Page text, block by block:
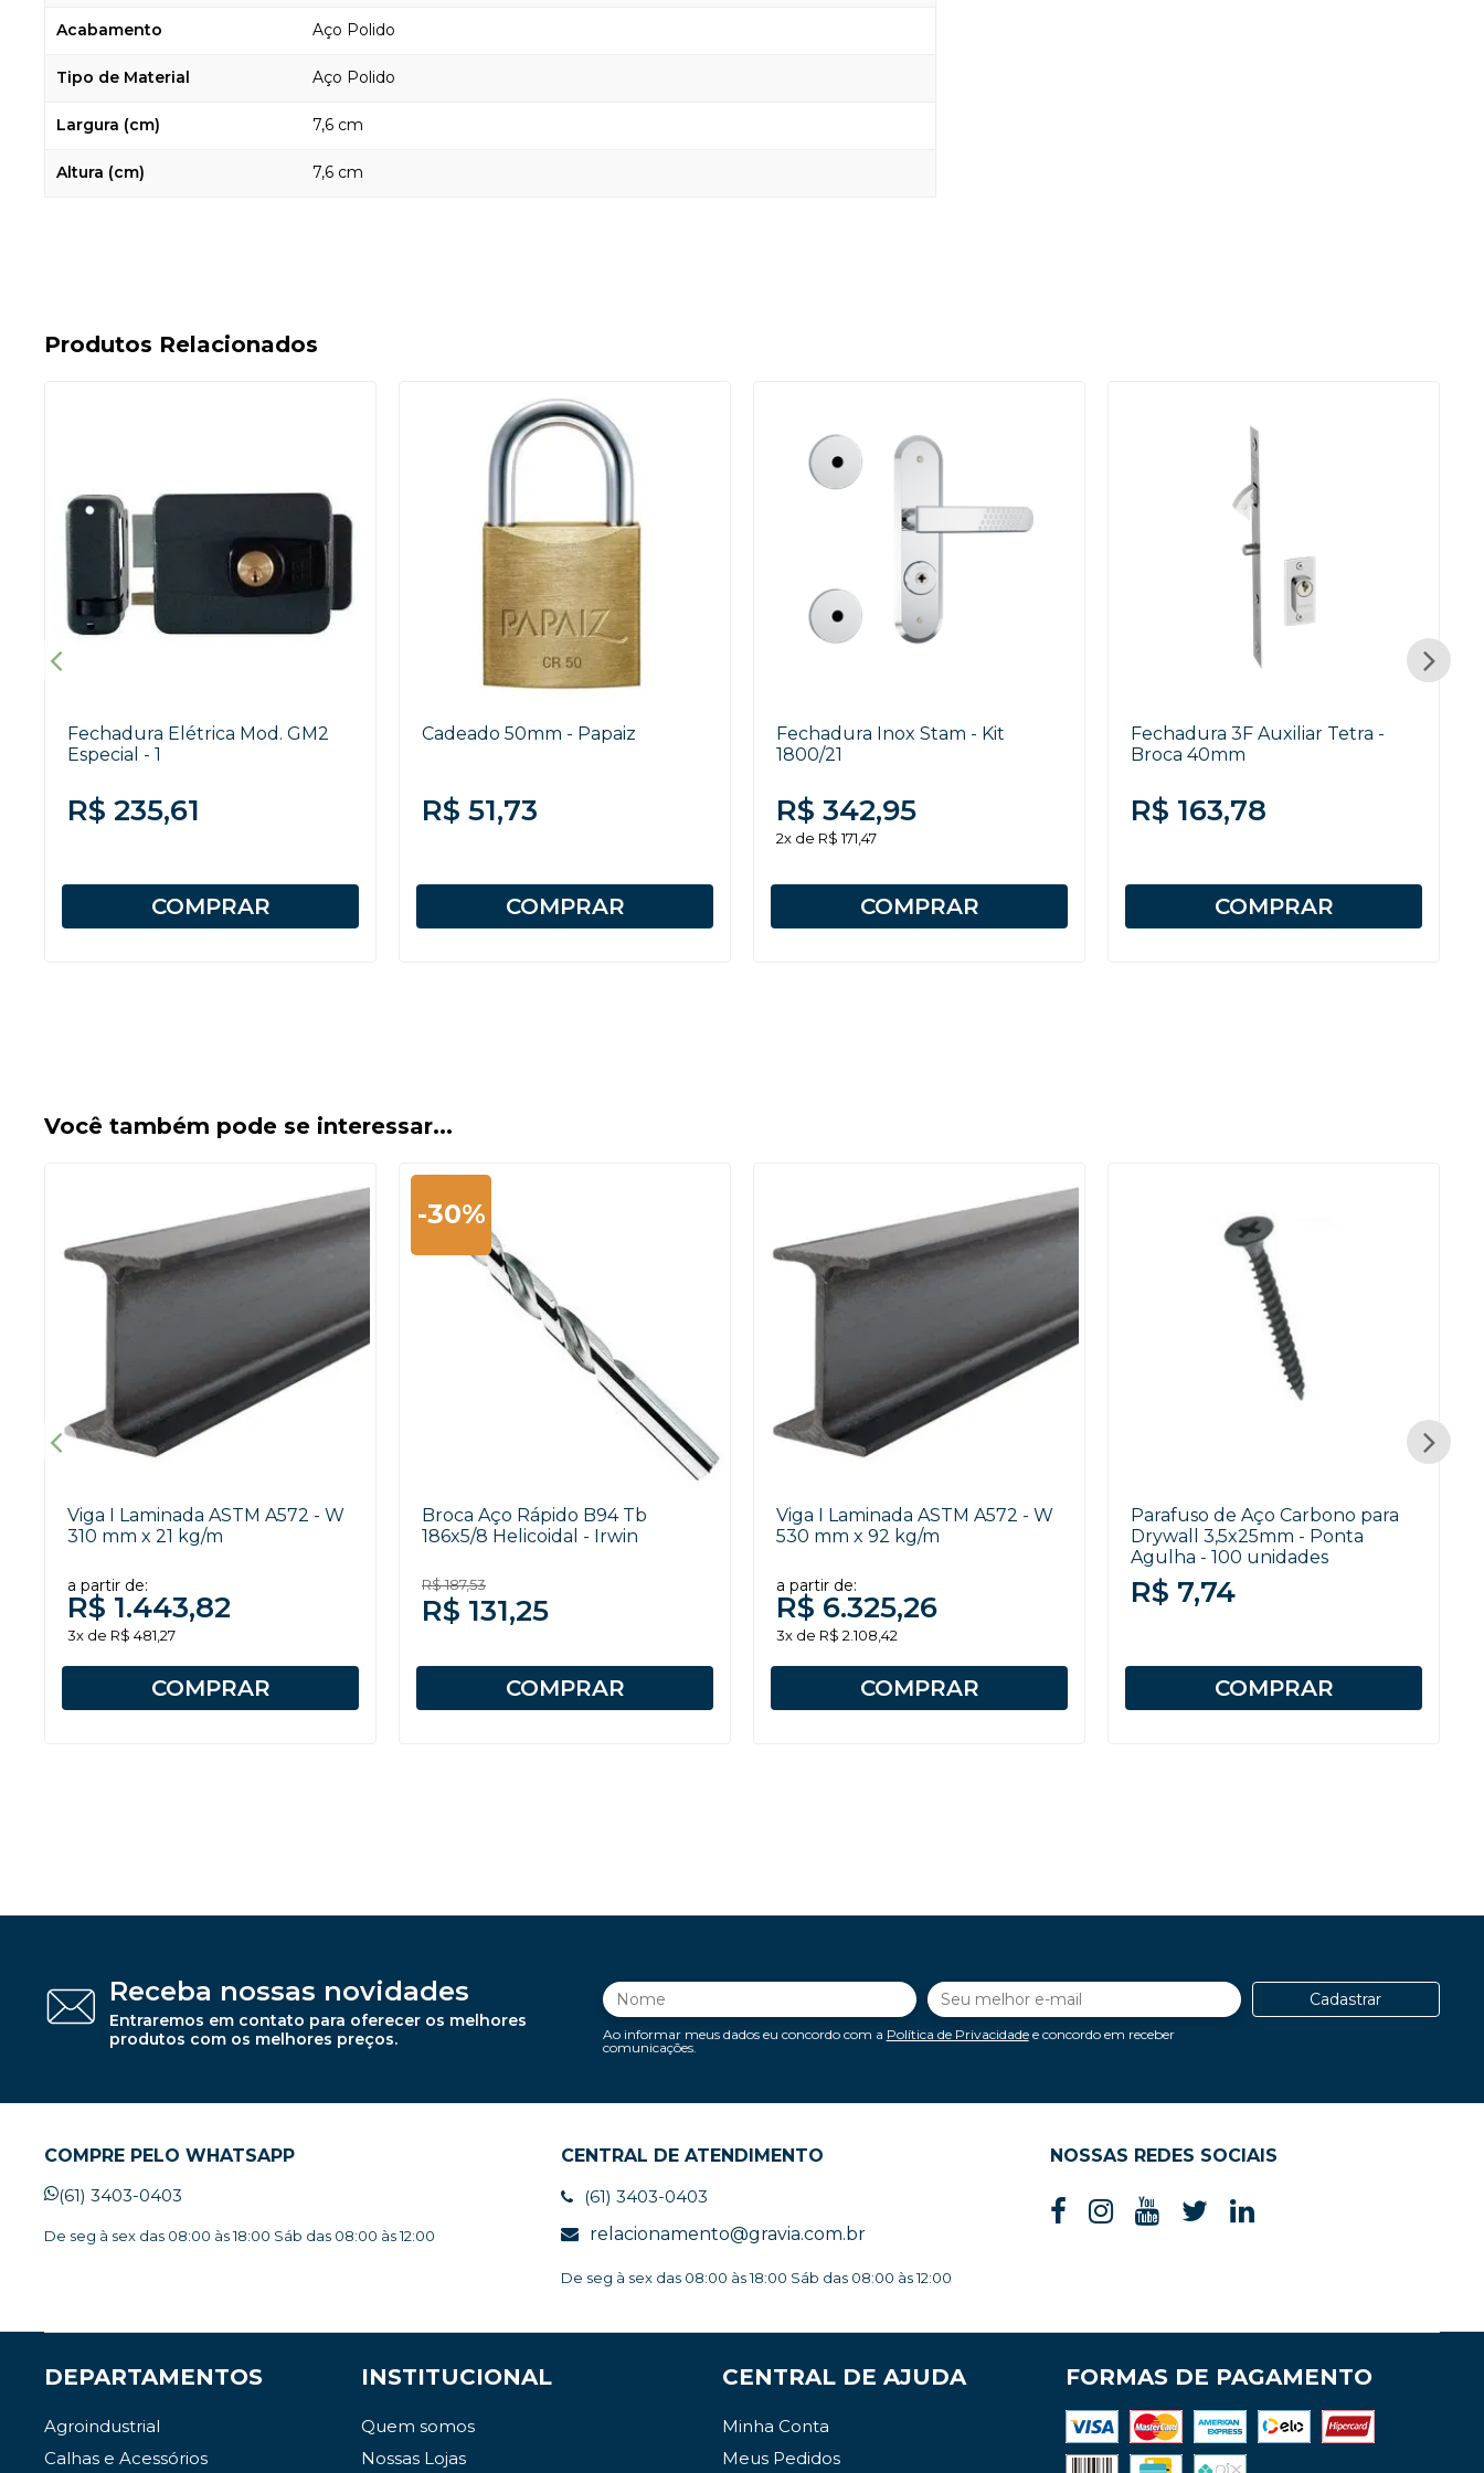
Acabamento Aço Polido
Tipo de Material Aço Polido
Largura (cm) 7,6 cm
Altura (cm) 7,6 cm
Produtos Relacionados
Fechadura Elétrica Mod. GM2
Especial - 1
R$ 235,61
COMPRAR
Cadeado 50mm - Papaiz
R$ 51,73
COMPRAR
Fechadura Inox Stam - Kit
1800/21
R$ 342,95
2x de R$ 171,47
COMPRAR
Fechadura 3F Auxiliar Tetra -
Broca 40mm
R$ 163,78
COMPRAR
Você também pode se interessar...
Viga I Laminada ASTM A572 - W
310 mm x 21 kg/m
a partir de:
R$ 1.443,82
3x de R$ 481,27
COMPRAR
Broca Aço Rápido B94 Tb
186x5/8 Helicoidal - Irwin
R$ 187,53
R$ 131,25
COMPRAR
-30%
Viga I Laminada ASTM A572 - W
530 mm x 92 kg/m
a partir de:
R$ 6.325,26
3x de R$ 2.108,42
COMPRAR
Parafuso de Aço Carbono para
Drywall 3,5x25mm - Ponta
Agulha - 100 unidades
R$ 7,74
COMPRAR
Receba nossas novidades
Entraremos em contato para oferecer os melhores
produtos com os melhores preços.
Ao informar meus dados eu concordo com a Política de Privacidadee concordo em receber
comunicações.
Cadastrar
COMPRE PELO WHATSAPP
(61) 3403-0403
De seg à sex das 08:00 às 18:00 Sáb das 08:00 às 12:00
CENTRAL DE ATENDIMENTO
(61) 3403-0403
relacionamento@gravia.com.br
De seg à sex das 08:00 às 18:00 Sáb das 08:00 às 12:00
NOSSAS REDES SOCIAIS
DEPARTAMENTOS
Agroindustrial
Calhas e Acessórios
INSTITUCIONAL
Quem somos
Nossas Lojas
CENTRAL DE AJUDA
Minha Conta
Meus Pedidos
FORMAS DE PAGAMENTO